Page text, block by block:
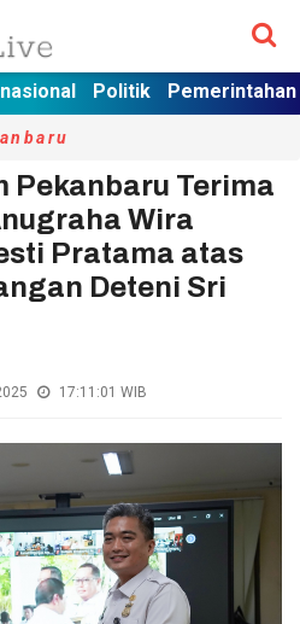
Politik Pemerintahan
Pekanbaru Terima
Wira
Pratama atas
Deteni Sri
17:11:01 WIB